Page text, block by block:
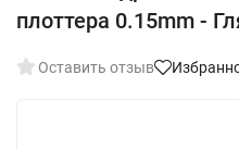
плоттера 0.15mm -
Оставить отзыв